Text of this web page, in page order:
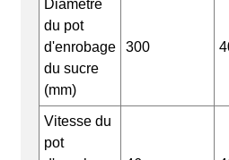
Diamètre
du pot
d'enrobage
du sucre
(mm)
300
Vitesse du
pot